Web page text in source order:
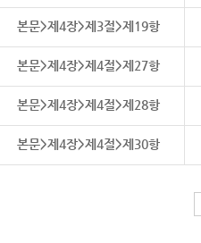
본문>제4장>제3절>제19항
본문>제4장>제4절>제27항
본문>제4장>제4절>제28항
본문>제4장>제4절>제30항